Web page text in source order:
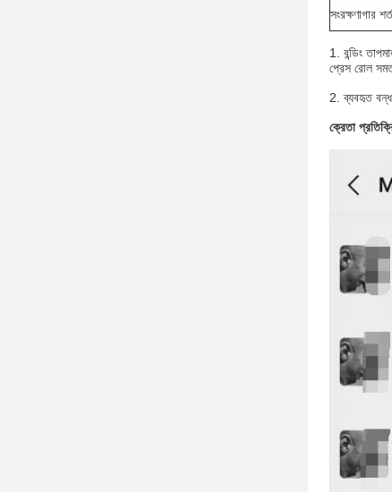
সংরক্ষণাগার
1. বন্ডিং
প্রেস রোল
2. ব্যবহৃত
ক্রেতা